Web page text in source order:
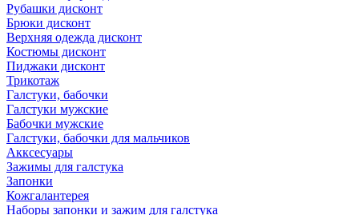
Рубашки дисконт
Брюки дисконт
Верхняя одежда дисконт
Костюмы дисконт
Пиджаки дисконт
Трикотаж
Галстуки, бабочки
Галстуки мужские
Бабочки мужские
Галстуки, бабочки для мальчиков
Акксесуары
Зажимы для галстука
Запонки
Кожгалантерея
Наборы запонки и зажим для галстука